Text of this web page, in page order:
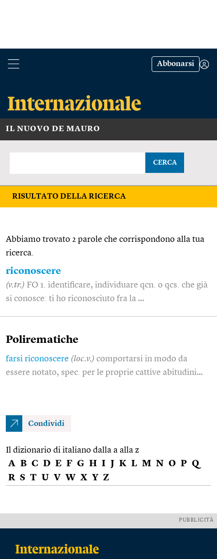
Abbonarsi
IL NUOVO DE MAURO
CERCA
RISULTATO DELLA RICERCA
Abbiamo trovato 2 parole che corrispondono alla tua
ricerca.
riconoscere
(v.tr.) FO 1. identificare, individuare qcn. o qcs. che già
si conosce: ti ho riconosciuto fra la …
Polirematiche
farsi riconoscere (loc.v.) comportarsi in modo da
essere notato, spec. per le proprie cattive abitudini…
Condividi
Il dizionario di italiano dalla a alla z
A B C D E F G H I J K L M N O P Q
R S T U V W X Y Z
PUBBLICITÀ